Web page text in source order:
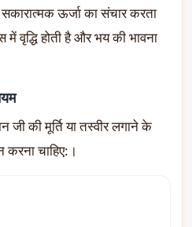
ऊर्जा का संचार करता
वृद्धि होती है और भय की भावना
की मूर्ति या तस्वीर लगाने के
करना चाहिए:।